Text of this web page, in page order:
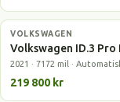
Elbil
VOLKSWAGEN
Volkswagen ID.3
2021 · 7172 mil ·
219 800 kr